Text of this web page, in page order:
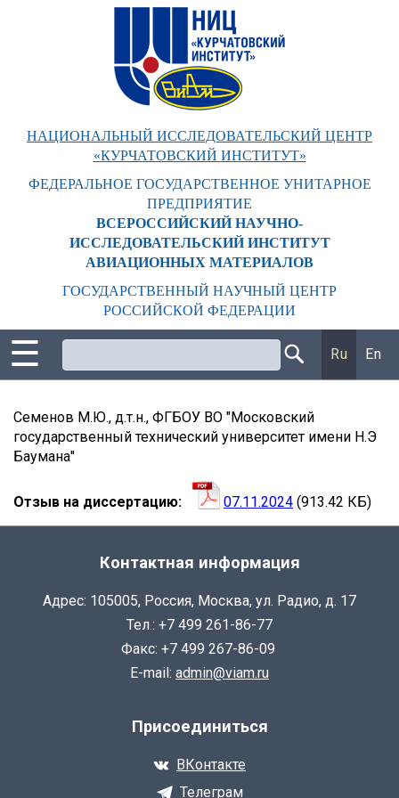
НАЦИОНАЛЬНЫЙ ИССЛЕДОВАТЕЛЬСКИЙ ЦЕНТР
«КУРЧАТОВСКИЙ ИНСТИТУТ»
ФЕДЕРАЛЬНОЕ ГОСУДАРСТВЕННОЕ УНИТАРНОЕ
ПРЕДПРИЯТИЕ
ВСЕРОССИЙСКИЙ НАУЧНО-
ИССЛЕДОВАТЕЛЬСКИЙ ИНСТИТУТ
АВИАЦИОННЫХ МАТЕРИАЛОВ
ГОСУДАРСТВЕННЫЙ НАУЧНЫЙ ЦЕНТР
РОССИЙСКОЙ ФЕДЕРАЦИИ
☰ Ru En
ЗАВОДОВ
АДРИАН
ВАЛЕНТИНОВИЧ
Семенов М.Ю., д.т.н., ФГБОУ ВО "Московский
государственный технический университет имени Н.Э
Баумана"
Отзыв на диссертацию 07.11.2024 (913.42 КБ)
Контактная информация
Адрес: 105005, Россия, Москва, ул. Радио, д. 17
Тел.: +7 499 261-86-77
Факс: +7 499 267-86-09
E-mail: admin@viam.ru
Присоединиться
ВКонтакте
Телеграм